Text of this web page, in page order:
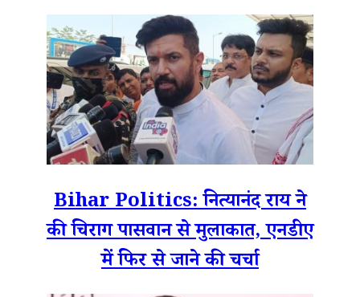
Bihar Politics: नित्यानंद राय ने
की चिराग पासवान से मुलाकात, एनडीए
में फिर से जाने की चर्चा